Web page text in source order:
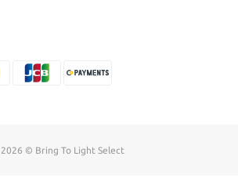
2026 © Bring To Light Select